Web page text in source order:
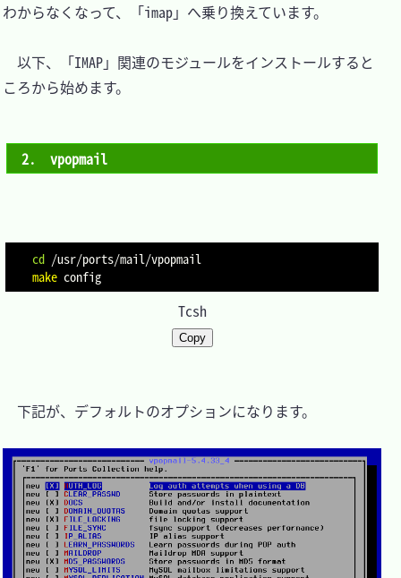
わからなくなって、「imap」へ乗り換えています。
以下、「IMAP」関連のモジュールをインストールすると
ころから始めます。
2.　vpopmail
cd
make
Tcsh
Copy
下記が、デフォルトのオプションになります。